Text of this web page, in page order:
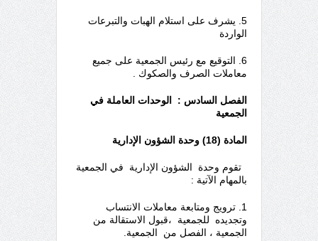
5. يشرف على استلام الهبات والتبرعات
الواردة
6. التوقيع مع رئيس الجمعية على جميع
معاملات الصرف والصكوك .
الفصل السادس : الوحدات العاملة في
الجمعية
المادة (18) وحدة الشؤون الإدارية
تقوم وحدة الشؤون الإدارية في الجمعية
بالمهام الآتية :
1. ترويج ومتابعة معاملات الانتساب
وتجديده للجمعية ،قبول الاستقالة من
الجمعية ، الفصل من الجمعية.